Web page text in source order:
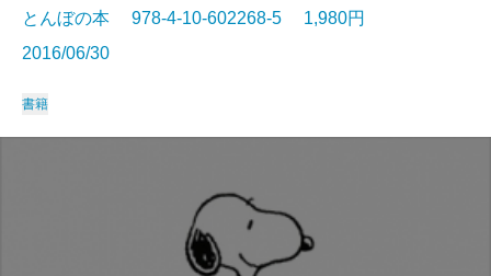
とんぼの本 978-4-10-602268-5 1,980円
2016/06/30
書籍